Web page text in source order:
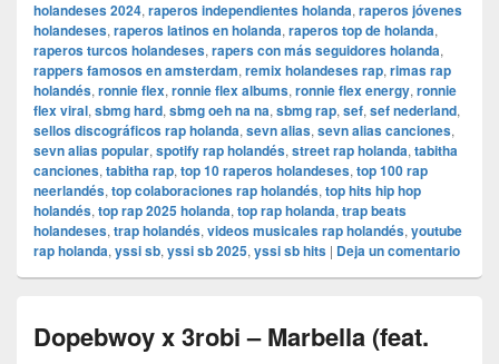
holandeses 2024, raperos independientes holanda, raperos jóvenes
holandeses, raperos latinos en holanda, raperos top de holanda,
raperos turcos holandeses, rapers con más seguidores holanda,
rappers famosos en amsterdam, remix holandeses rap, rimas rap
holandés, ronnie flex, ronnie flex albums, ronnie flex energy, ronnie
flex viral, sbmg hard, sbmg oeh na na, sbmg rap, sef, sef nederland,
sellos discográficos rap holanda, sevn alias, sevn alias canciones,
sevn alias popular, spotify rap holandés, street rap holanda, tabitha
canciones, tabitha rap, top 10 raperos holandeses, top 100 rap
neerlandés, top colaboraciones rap holandés, top hits hip hop
holandés, top rap 2025 holanda, top rap holanda, trap beats
holandeses, trap holandés, videos musicales rap holandés, youtube
rap holanda, yssi sb, yssi sb 2025, yssi sb hits | Deja un comentario
Dopebwoy x 3robi – Marbella (feat.